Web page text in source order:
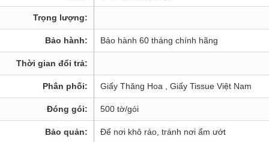
Trọng lượng:
Bảo hành: Bảo hành 60 tháng chính hãng
Thời gian đổi trả:
Phân phối: Giấy Thăng Hoa , Giấy Tissue Việt Nam
Đóng gói: 500 tờ/gói
Bảo quản: Để nơi khô ráo, tránh nơi ẩm ướt